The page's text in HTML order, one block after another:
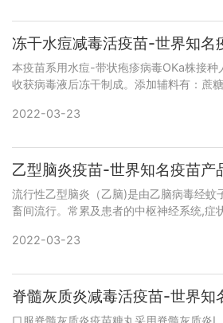
冻干水痘减毒活疫苗-世界知名
本疫苗系用水痘-带状疱疹病毒OKa株接种
收获病毒液后冻干制成。添加辅料有：蔗
病，发热者应推迟接种
2022-03-23
乙型脑炎疫苗-世界知名疫苗产
流行性乙型脑炎（乙脑)是由乙脑病毒经蚊
畜间流行。常累及患者的中枢神经系统,症
由乙脑病毒经蚊
2022-03-23
脊髓灰质炎减毒活疫苗-世界知
口服脊髓灰质炎疫苗糖丸采用脊髓灰质炎